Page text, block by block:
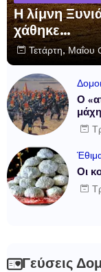
Η λίμνη
χάθηκε…
Τετάρτη, Μαΐου
Ο
Οι
Γεύσεις